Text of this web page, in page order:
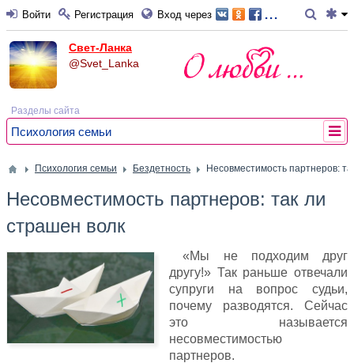
Войти Регистрация Вход через ...
Свет-Ланка
@Svet_Lanka
Разделы сайта
Психология семьи
Психология семьи Бездетность Несовместимость партнеров:
Несовместимость партнеров: так ли
страшен волк
«Мы не подходим друг
другу!» Так раньше отвечали
супруги на вопрос судьи,
почему разводятся. Сейчас
это называется
несовместимостью
партнеров.